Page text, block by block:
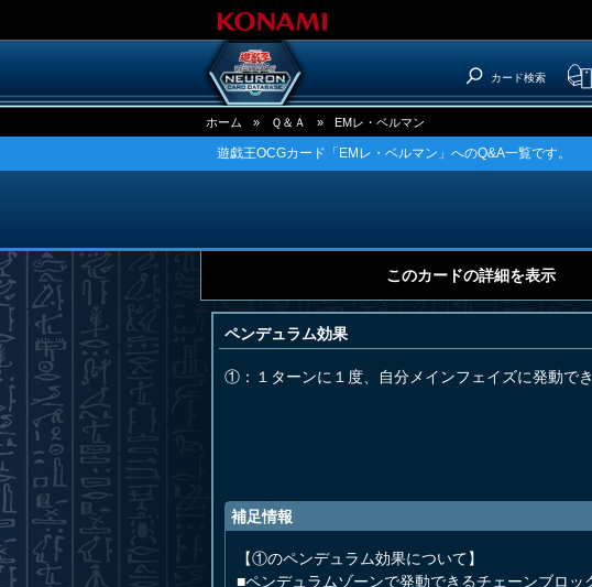
カード検索
ホーム » Ｑ＆Ａ » EMレ・ベルマン
遊戯王OCGカード「EMレ・ベルマン」へのQ&A一覧です。
このカードの詳細を表示
ペンデュラム効果
①：１ターンに１度、自分メインフェイズに発動で
補足情報
【①のペンデュラム効果について】
■ペンデュラムゾーンで発動できるチェーンブロッ